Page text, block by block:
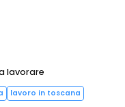
lavorare
lavoro in toscana